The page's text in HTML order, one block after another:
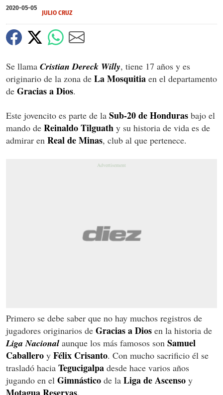
2020-05-05
JULIO CRUZ
Se llama Cristian Dereck Willy, tiene 17 años y es
originario de la zona de La Mosquitia en el departamento
de Gracias a Dios.
Este jovencito es parte de la Sub-20 de Honduras bajo el
mando de Reinaldo Tilguath y su historia de vida es de
admirar en Real de Minas, club al que pertenece.
Primero se debe saber que no hay muchos registros de
jugadores originarios de Gracias a Dios en la historia de
Liga Nacional aunque los más famosos son Samuel
Caballero y Félix Crisanto. Con mucho sacrificio él se
trasladó hacia Tegucigalpa desde hace varios años
jugando en el Gimnástico de la Liga de Ascenso y